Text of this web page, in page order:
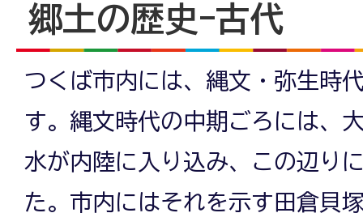
郷土の歴史-古代
つくば市内には、縄文・弥生時
す。縄文時代の中期ごろには、
水が内陸に入り込み、この辺り
た。市内にはそれを示す田倉貝